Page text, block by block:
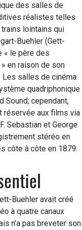
des salles de
réalistes telles
lointains qui
Buehler (Gett-
« le père des
en raison de son
Les salles de cinéma
quadriphonique
Sound; cependant,
aux films via
Sebastian et George
stéréo en
côte à côte en 1879.
Buehler avait créé
à quatre canaux
n’a pas breveter son